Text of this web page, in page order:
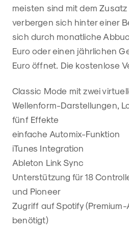
meisten sind mit dem Zusatz
verbergen sich hinter einer
sich durch monatliche
Euro oder einen jährlichen
Euro öffnet. Die kostenlose
Classic Mode mit zwei
Wellenform-Darstellungen,
fünf Effekte
einfache Automix-Funktion
iTunes Integration
Ableton Link Sync
Unterstützung für 18
und Pioneer
Zugriff auf Spotify
benötigt)